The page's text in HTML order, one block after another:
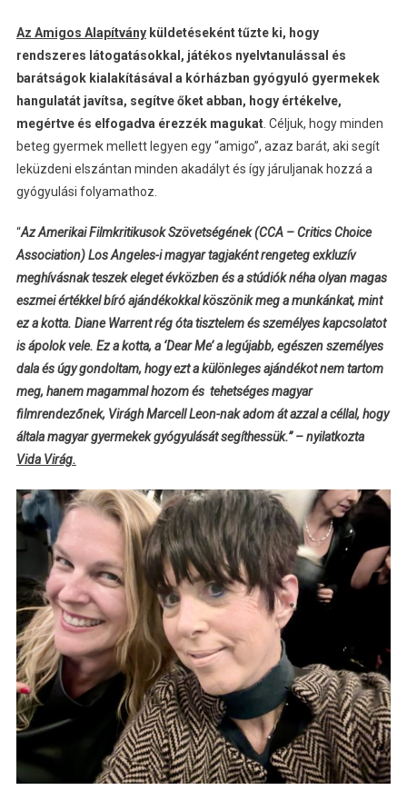
Az Amigos Alapítványküldetéseként tűzte ki, hogy
rendszeres látogatásokkal, játékos nyelvtanulással és
barátságok kialakításával a kórházban gyógyuló gyermekek
hangulatát javítsa, segítve őket abban, hogy értékelve,
megértve és elfogadva érezzék magukat. Céljuk, hogy minden
beteg gyermek mellett legyen egy “amigo”, azaz barát, aki segít
leküzdeni elszántan minden akadályt és így járuljanak hozzá a
gyógyulási folyamathoz.
“Az Amerikai Filmkritikusok Szövetségének (CCA – Critics Choice
Association) Los Angeles-i magyar tagjaként rengeteg exkluzív
meghívásnak teszek eleget évközben és a stúdiók néha olyan magas
eszmei értékkel bíró ajándékokkal köszönik meg a munkánkat, mint
ez a kotta. Diane Warrent rég óta tisztelem és személyes kapcsolatot
is ápolok vele. Ez a kotta, a ‘Dear Me’ a legújabb, egészen személyes
dala és úgy gondoltam, hogy ezt a különleges ajándékot nem tartom
meg, hanem magammal hozom és tehetséges magyar
filmrendezőnek, Virágh Marcell Leon-nak adom át azzal a céllal, hogy
általa magyar gyermekek gyógyulását segíthessük.” – nyilatkozta
Vida Virág.